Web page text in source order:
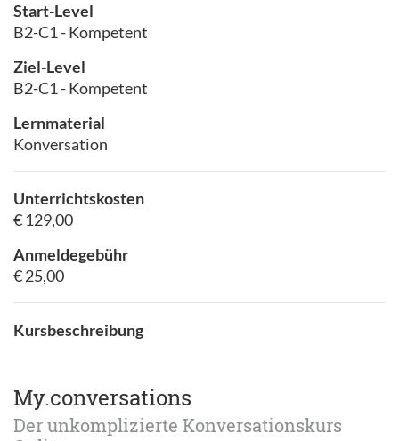
Start-Level
B2-C1 - Kompetent
Ziel-Level
B2-C1 - Kompetent
Lernmaterial
Konversation
Kursbeschreibung
My.conversations
Der unkomplizierte Konversationskurs
Unterrichtskosten
€ 129,00
Anmeldegebühr
€ 25,00